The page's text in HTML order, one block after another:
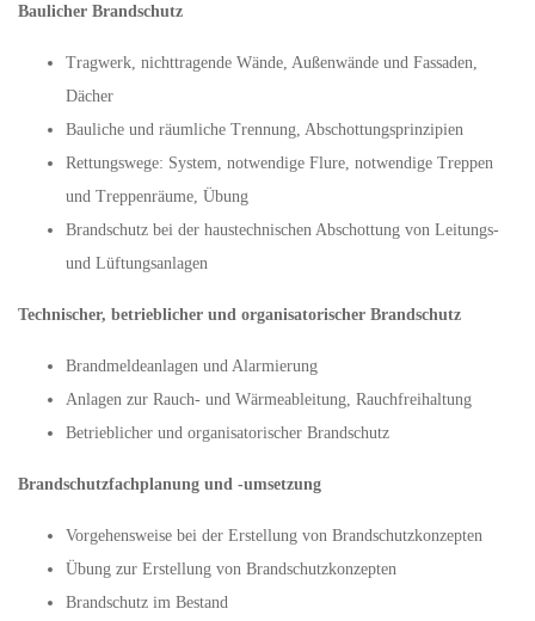
Baulicher Brandschutz
Tragwerk, nichttragende Wände, Außenwände und Fassaden,
Dächer
Bauliche und räumliche Trennung, Abschottungsprinzipien
Rettungswege: System, notwendige Flure, notwendige Treppen
und Treppenräume, Übung
Brandschutz bei der haustechnischen Abschottung von Leitungs-
und Lüftungsanlagen
Technischer, betrieblicher und organisatorischer Brandschutz
Brandmeldeanlagen und Alarmierung
Anlagen zur Rauch- und Wärmeableitung, Rauchfreihaltung
Betrieblicher und organisatorischer Brandschutz
Brandschutzfachplanung und -umsetzung
Vorgehensweise bei der Erstellung von Brandschutzkonzepten
Übung zur Erstellung von Brandschutzkonzepten
Brandschutz im Bestand